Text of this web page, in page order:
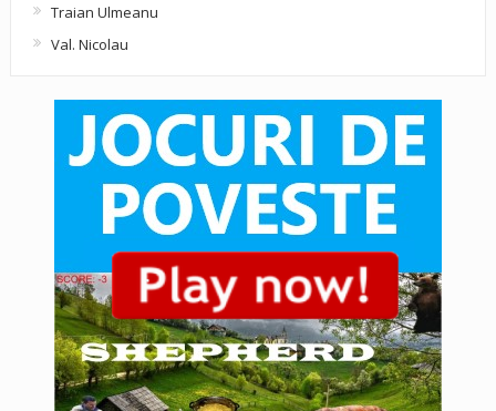
Traian Ulmeanu
Val. Nicolau